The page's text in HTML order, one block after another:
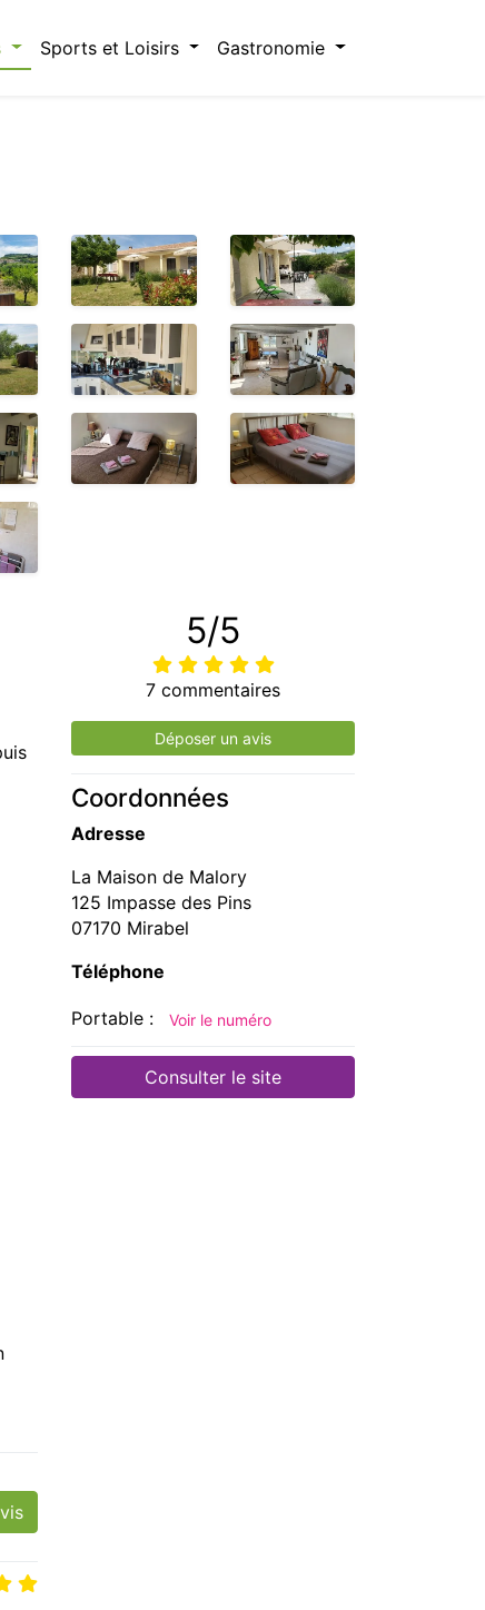
Sports et Loisirs Gastronomie
5/5
7 commentaires
Déposer un avis
Coordonnées
Adresse
La Maison de Malory
125 Impasse des Pins
07170 Mirabel
Téléphone
Portable : Voir le numéro
Consulter le site